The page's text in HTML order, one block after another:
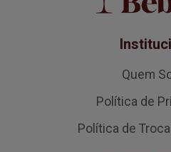
Quem
Política de
Política de